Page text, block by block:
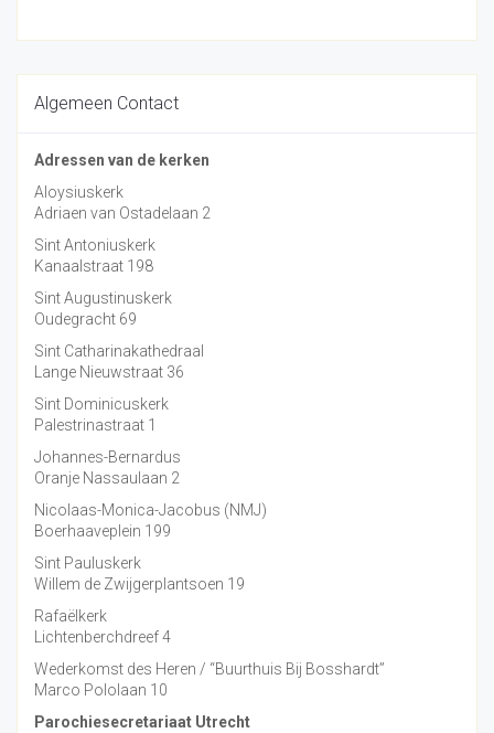
Algemeen Contact
Adressen van de kerken
Aloysiuskerk
Adriaen van Ostadelaan 2
Sint Antoniuskerk
Kanaalstraat 198
Sint Augustinuskerk
Oudegracht 69
Sint Catharinakathedraal
Lange Nieuwstraat 36
Sint Dominicuskerk
Palestrinastraat 1
Johannes-Bernardus
Oranje Nassaulaan 2
Nicolaas-Monica-Jacobus (NMJ)
Boerhaaveplein 199
Sint Pauluskerk
Willem de Zwijgerplantsoen 19
Rafaëlkerk
Lichtenberchdreef 4
Wederkomst des Heren / “Buurthuis Bij Bosshardt”
Marco Pololaan 10
Parochiesecretariaat Utrecht